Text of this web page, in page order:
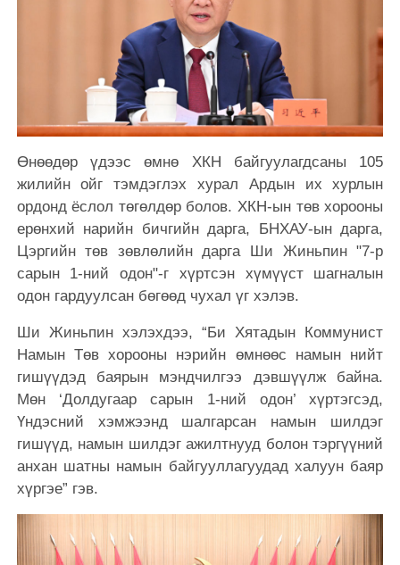
Өнөөдөр үдээс өмнө ХКН байгуулагдсаны 105
жилийн ойг тэмдэглэх хурал Ардын их хурлын
ордонд ёслол төгөлдөр болов. ХКН-ын төв хорооны
ерөнхий нарийн бичгийн дарга, БНХАУ-ын дарга,
Цэргийн төв зөвлөлийн дарга Ши Жиньпин "7-р
сарын 1-ний одон"-г хүртсэн хүмүүст шагналын
одон гардуулсан бөгөөд чухал үг хэлэв.
Ши Жиньпин хэлэхдээ, “Би Хятадын Коммунист
Намын Төв хорооны нэрийн өмнөөс намын нийт
гишүүдэд баярын мэндчилгээ дэвшүүлж байна.
Мөн ‘Долдугаар сарын 1-ний одон’ хүртэгсэд,
Үндэсний хэмжээнд шалгарсан намын шилдэг
гишүүд, намын шилдэг ажилтнууд болон тэргүүний
анхан шатны намын байгууллагуудад халуун баяр
хүргэе” гэв.